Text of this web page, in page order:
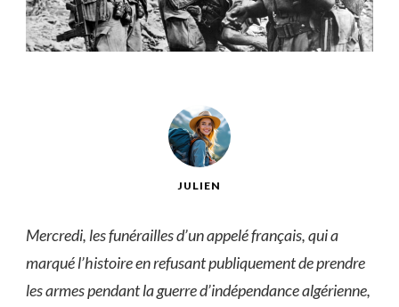
JULIEN
Mercredi, les funérailles d’un appelé français, qui a
marqué l’histoire en refusant publiquement de prendre
les armes pendant la guerre d’indépendance algérienne,